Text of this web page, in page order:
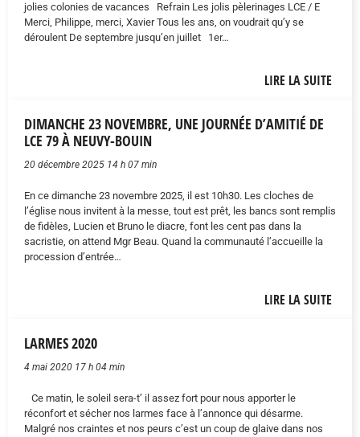
jolies colonies de vacances Refrain Les jolis pèlerinages LCE / E
Merci, Philippe, merci, Xavier Tous les ans, on voudrait qu’y se
déroulent De septembre jusqu’en juillet 1er…
LIRE LA SUITE
DIMANCHE 23 NOVEMBRE, UNE JOURNÉE D’AMITIÉ DE
LCE 79 À NEUVY-BOUIN
20 décembre 2025 14 h 07 min
En ce dimanche 23 novembre 2025, il est 10h30. Les cloches de
l’église nous invitent à la messe, tout est prêt, les bancs sont remplis
de fidèles, Lucien et Bruno le diacre, font les cent pas dans la
sacristie, on attend Mgr Beau. Quand la communauté l’accueille la
procession d’entrée…
LIRE LA SUITE
LARMES 2020
4 mai 2020 17 h 04 min
Ce matin, le soleil sera-t’ il assez fort pour nous apporter le
réconfort et sécher nos larmes face à l’annonce qui désarme.
Malgré nos craintes et nos peurs c’est un coup de glaive dans nos